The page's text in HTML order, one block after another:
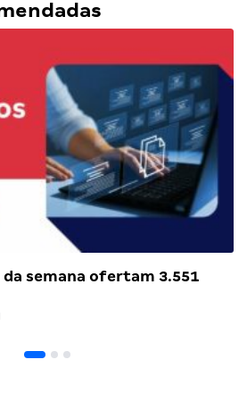
semana ofertam 3.551